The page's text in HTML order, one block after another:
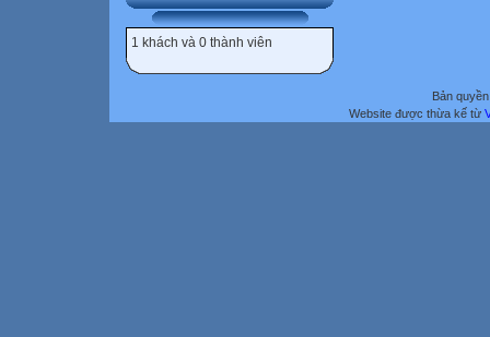
1 khách và 0 thành viên
Bản
Website được thừa kế từ